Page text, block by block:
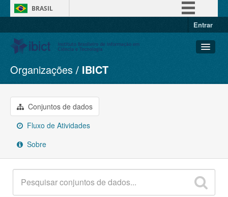
BRASIL
Entrar
Conjuntos de dados
Organizações
Grupos
Sobre
Organizações IBICT
Conjuntos de dados
Fluxo de Atividades
Sobre